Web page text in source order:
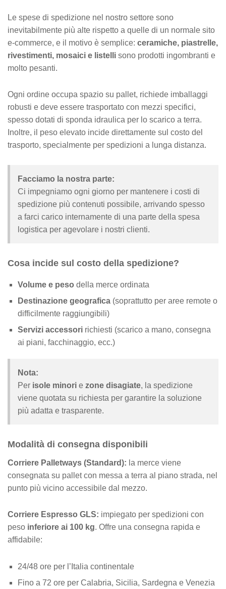
Le spese di spedizione nel nostro settore sono
inevitabilmente più alte rispetto a quelle di un normale sito
e-commerce, e il motivo è semplice: ceramiche, piastrelle,
rivestimenti, mosaici e listelli sono prodotti ingombranti e
molto pesanti.
Ogni ordine occupa spazio su pallet, richiede imballaggi
robusti e deve essere trasportato con mezzi specifici,
spesso dotati di sponda idraulica per lo scarico a terra.
Inoltre, il peso elevato incide direttamente sul costo del
trasporto, specialmente per spedizioni a lunga distanza.
Facciamo la nostra parte:
Ci impegniamo ogni giorno per mantenere i costi di
spedizione più contenuti possibile, arrivando spesso
a farci carico internamente di una parte della spesa
logistica per agevolare i nostri clienti.
Cosa incide sul costo della spedizione?
Volume e peso della merce ordinata
Destinazione geografica (soprattutto per aree remote o
difficilmente raggiungibili)
Servizi accessori richiesti (scarico a mano, consegna
ai piani, facchinaggio, ecc.)
Nota:
Per isole minori e zone disagiate, la spedizione
viene quotata su richiesta per garantire la soluzione
più adatta e trasparente.
Modalità di consegna disponibili
Corriere Palletways (Standard): la merce viene
consegnata su pallet con messa a terra al piano strada, nel
punto più vicino accessibile dal mezzo.
Corriere Espresso GLS: impiegato per spedizioni con
peso inferiore ai 100 kg. Offre una consegna rapida e
affidabile:
24/48 ore per l’Italia continentale
Fino a 72 ore per Calabria, Sicilia, Sardegna e Venezia